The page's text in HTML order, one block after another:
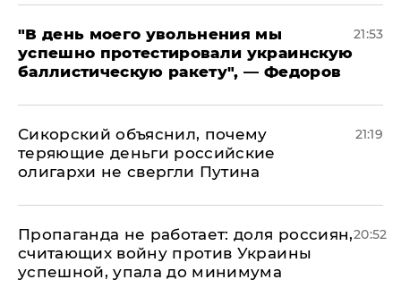
​"В день моего увольнения мы
успешно протестировали украинскую
баллистическую ракету", — Федоров
21:53
Сикорский объяснил, почему
теряющие деньги российские
олигархи не свергли Путина
21:19
​Пропаганда не работает: доля россиян,
считающих войну против Украины
успешной, упала до минимума
20:52